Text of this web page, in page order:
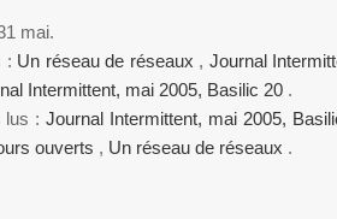
mai.
: Un réseau de réseaux , Journal
Intermittent, mai 2005, Basilic 20 .
lus :Journal Intermittent, mai 2005,
ouverts , Un réseau de réseaux .